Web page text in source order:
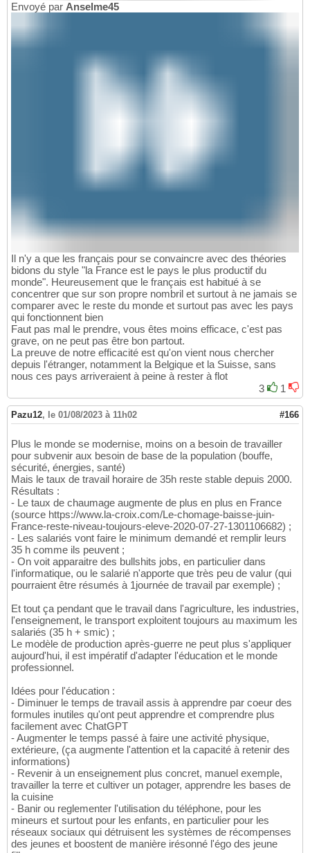
Envoyé par Anselme45
Il n'y a que les français pour se convaincre avec des théories
bidons du style "la France est le pays le plus productif du
monde". Heureusement que le français est habitué à se
concentrer que sur son propre nombril et surtout à ne jamais se
comparer avec le reste du monde et surtout pas avec les pays
qui fonctionnent bien
Faut pas mal le prendre, vous êtes moins efficace, c'est pas
grave, on ne peut pas être bon partout.
La preuve de notre efficacité est qu'on vient nous chercher
depuis l'étranger, notamment la Belgique et la Suisse, sans
nous ces pays arriveraient à peine à rester à flot
3
1
Pazu12, le 01/08/2023 à 11h02 #166
Plus le monde se modernise, moins on a besoin de travailler
pour subvenir aux besoin de base de la population (bouffe,
sécurité, énergies, santé)
Mais le taux de travail horaire de 35h reste stable depuis 2000.
Résultats :
- Le taux de chaumage augmente de plus en plus en France
(source https://www.la-croix.com/Le-chomage-baisse-juin-
France-reste-niveau-toujours-eleve-2020-07-27-1301106682) ;
- Les salariés vont faire le minimum demandé et remplir leurs
35 h comme ils peuvent ;
- On voit apparaitre des bullshits jobs, en particulier dans
l'informatique, ou le salarié n'apporte que très peu de valur (qui
pourraient être résumés à 1journée de travail par exemple) ;
Et tout ça pendant que le travail dans l'agriculture, les industries,
l'enseignement, le transport exploitent toujours au maximum les
salariés (35 h + smic) ;
Le modèle de production après-guerre ne peut plus s'appliquer
aujourd'hui, il est impératif d'adapter l'éducation et le monde
professionnel.
Idées pour l'éducation :
- Diminuer le temps de travail assis à apprendre par coeur des
formules inutiles qu'ont peut apprendre et comprendre plus
facilement avec ChatGPT
- Augmenter le temps passé à faire une activité physique,
extérieure, (ça augmente l'attention et la capacité à retenir des
informations)
- Revenir à un enseignement plus concret, manuel exemple,
travailler la terre et cultiver un potager, apprendre les bases de
la cuisine
- Banir ou reglementer l'utilisation du téléphone, pour les
mineurs et surtout pour les enfants, en particulier pour les
réseaux sociaux qui détruisent les systèmes de récompenses
des jeunes et boostent de manière irésonné l'égo des jeune